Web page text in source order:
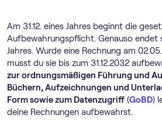
Am 31.12. eines Jahres beginnt die
Aufbewahrungspflicht. Genauso endet
Jahres. Wurde eine Rechnung am
musst du sie bis zum 31.12.2032
zur ordnungsmäßigen Führung und
Büchern, Aufzeichnungen und
Form sowie zum Datenzugriff (GoBD)
deine Rechnungen aufbewahrst.